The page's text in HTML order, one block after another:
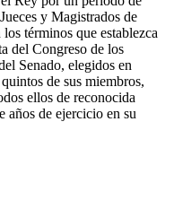
y Magistrados de
términos que establezca
del Congreso de los
Senado, elegidos en
de sus miembros,
ellos de reconocida
años de ejercicio en su